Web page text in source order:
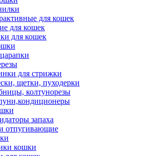
для кошек
для кошек
для кошек
для стрижки
щетки, пуходерки
колтунорезы
запаха
отпугивающие
кошки